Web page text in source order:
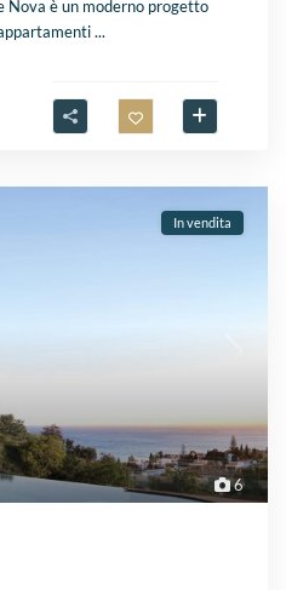
Nova è un moderno progetto
...
6
In vendita